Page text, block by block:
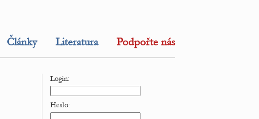
Články Literatura Podpořte nás
Login:
Heslo: